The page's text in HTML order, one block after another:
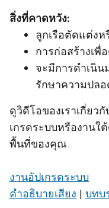
สิ่งที่คาดหวัง:
ลูกเรือตัดแต่ง
การก่อสร้างเ
จะมีการดำเนิน
รักษาความปล
ดูวิดีโอของเราเกี่ยว
เกรดระบบหรืองาน
พื้นที่ของคุณ
งานอัปเกรดระบบ
คําอธิบายเสียง | บทบ